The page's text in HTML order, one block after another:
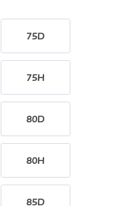
75D
75H
80D
80H
85D